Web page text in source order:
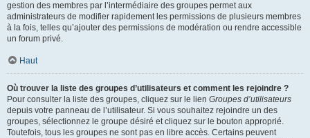
gestion des membres par l’intermédiaire des groupes permet aux
administrateurs de modifier rapidement les permissions de plusieurs membres
à la fois, telles qu’ajouter des permissions de modération ou rendre accessible
un forum privé.
Haut
Où trouver la liste des groupes d’utilisateurs et comment les rejoindre ?
Pour consulter la liste des groupes, cliquez sur le lien Groupes d’utilisateurs
depuis votre panneau de l’utilisateur. Si vous souhaitez rejoindre un des
groupes, sélectionnez le groupe désiré et cliquez sur le bouton approprié.
Toutefois, tous les groupes ne sont pas en libre accès. Certains peuvent